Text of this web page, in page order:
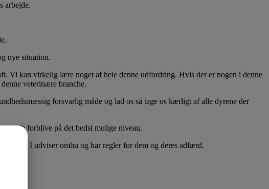
arbejde.
nye situation.
Vi kan virkelig lære noget af hele denne udfordring. Hvis der er nogen i denne
veterinære branche.
forsvarlig måde og lad os så tage os kærligt af alle dyrene der
job forblive på det bedst mulige niveau.
at I udviser omhu og har regler for dem og deres adfærd.